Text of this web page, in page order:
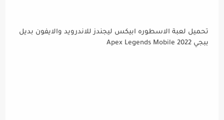
تحميل لعبة الاسطوره ابيكس ليجندز للاندرويد والايفون بديل
ببجي Apex Legends Mobile 2022